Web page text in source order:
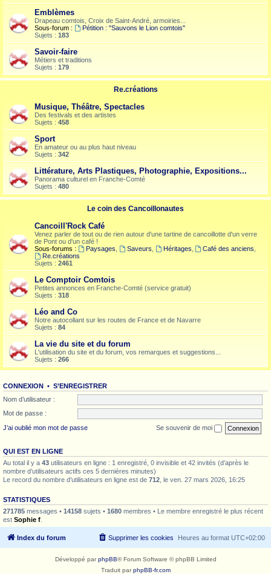
Emblèmes
Drapeau comtois, Croix de Saint-André, armoiries...
Sous-forum :
Pétition : "Sauvons le Lion comtois"
Sujets : 183
Savoir-faire
Métiers et traditions
Sujets : 179
Re.créations
Musique, Théâtre, Spectacles
Des festivals et des artistes
Sujets : 458
Sport
En amateur ou au plus haut niveau
Sujets : 342
Littérature, Arts Plastiques, Photographie, Expositions...
Panorama culturel en Franche-Comté
Sujets : 480
Le coin des Cancoillonautes
Cancoill'Rock Café
Venez parler de tout ou de rien autour d'une tartine de cancoillotte d'un verre
de Pont ou d'un café !
Sous-forums :
Paysages Saveurs Héritages Café des anciens
Re.créations
Sujets : 2461
Le Comptoir Comtois
Petites annonces en Franche-Comté (service gratuit)
Sujets : 318
Léo and Co
Notre autocollant sur les routes de France et de Navarre
Sujets : 84
La vie du site et du forum
L'utilisation du site et du forum, vos remarques et suggestions...
Sujets : 266
CONNEXION • S’ENREGISTRER
Nom d’utilisateur :
Mot de passe :
J’ai oublié mon mot de passe
Se souvenir de moi
QUI EST EN LIGNE
Au total il y a 43 utilisateurs en ligne : 1 enregistré, 0 invisible et 42 invités (d’après le
nombre d’utilisateurs actifs ces 5 dernières minutes)
Le record du nombre d’utilisateurs en ligne est de 712 , le ven. 27 mars 2026, 16:25
STATISTIQUES
271785 messages • 14158 sujets • 1680 membres • Le membre enregistré le plus récent
est Sophie f
Index du forum Heures au format UTC+02:00
Supprimer les cookies
Développé parphpBB® Forum Software © phpBB Limited
Traduit parphpBB-fr.com